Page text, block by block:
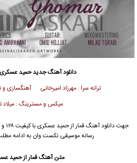
دانلود آهنگ جدیدحمید عسکری
ترانه سرا : مهرزاد امیرخانی آهنگسازی
میکس و مسترینگ : میلاد
جهت دانلود آهنگ قمار ازحمید عسکری
رسانه موسیقی نکست وان به ادامه
متن آهنگ قمار ازحمید